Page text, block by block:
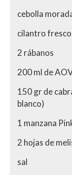
cebolla
cilantro fresco
2 rábanos
200 ml de
150 gr de
blanco)
1 manzana
2 hojas de
sal